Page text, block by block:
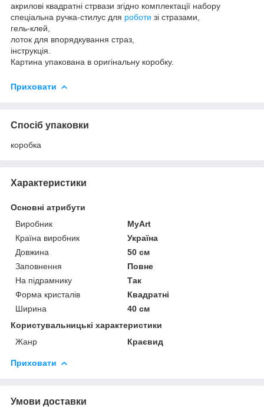
акрилові квадратні стрвази згідно комплектації набору
спеціальна ручка-стилус для роботи зі стразами,
гель-клей,
лоток для впорядкування страз,
інструкція.
Картина упакована в оригінальну коробку.
Приховати
Спосіб упаковки
коробка
Характеристики
Основні атрибути
Виробник
MyArt
Країна виробник
Україна
Довжина
50 см
Заповнення
Повне
На підрамнику
Так
Форма кристалів
Квадратні
Ширина
40 см
Користувальницькі характеристики
Жанр
Краєвид
Приховати
Умови доставки